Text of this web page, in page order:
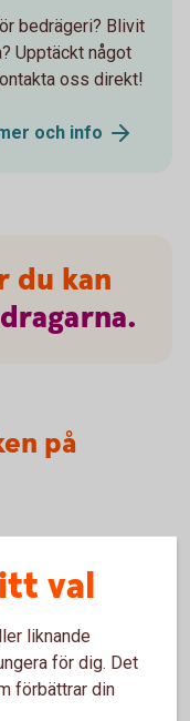
bedrägeri? Blivit
Upptäckt något
oss direkt!
och info
du kan
på
att komma från
dig. Bedragare
att skapa
val
liknande
för dig. Det
förbättrar din